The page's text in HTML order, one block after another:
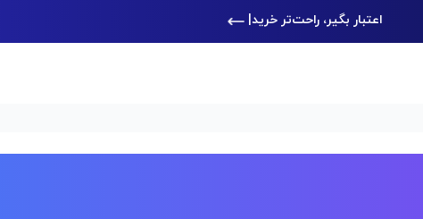
اعتبار بگیر، راحت‌تر خرید کن|